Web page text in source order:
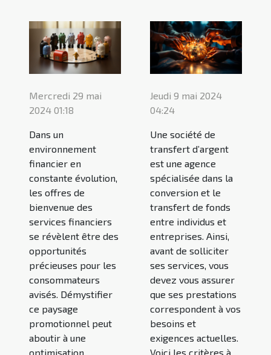
Mercredi 29 mai
2024 01:18
Dans un
environnement
financier en
constante évolution,
les offres de
bienvenue des
services financiers
se révèlent être des
opportunités
précieuses pour les
consommateurs
avisés. Démystifier
ce paysage
promotionnel peut
aboutir à une
optimisation
Jeudi 9 mai 2024
04:24
Une société de
transfert d’argent
est une agence
spécialisée dans la
conversion et le
transfert de fonds
entre individus et
entreprises. Ainsi,
avant de solliciter
ses services, vous
devez vous assurer
que ses prestations
correspondent à vos
besoins et
exigences actuelles.
Voici les critères à...